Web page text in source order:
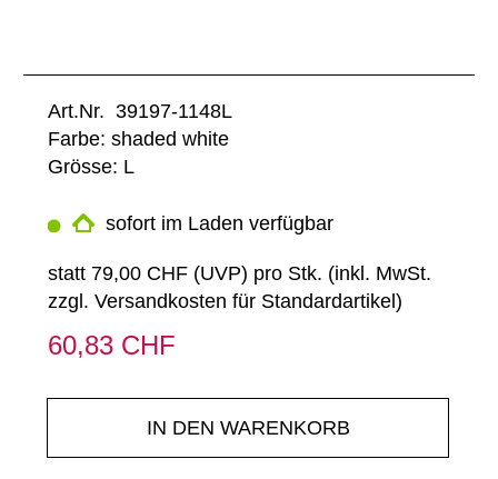
Art.Nr. 39197-1148L
Farbe: shaded white
Grösse: L
sofort im Laden verfügbar
statt 79,00 CHF (UVP) pro Stk. (inkl. MwSt.
zzgl. Versandkosten für Standardartikel)
60,83 CHF
IN DEN WARENKORB